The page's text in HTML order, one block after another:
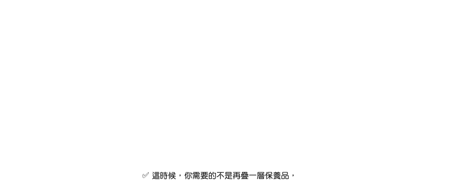
✅ 這時候，你需要的不是再疊一層保養品，